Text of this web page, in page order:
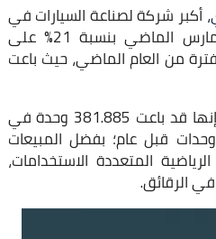
، أكبر شركة لصناعة السيارات في
كوريا الجنوبية، خلال شهر مارس الماضي بنسبة 21% على
من العام الماضي، حيث باعت
وقالت الشركة في بيان لها، إنها قد باعت 381.885 وحدة في
مارس ارتفاعا من 314.704 وحدات قبل عام؛ بفضل المبيعات
المتعددة الاستخدامات،
الرقائق.